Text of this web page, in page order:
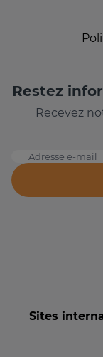
Restez
Recevez
Adresse e-mail
Sites